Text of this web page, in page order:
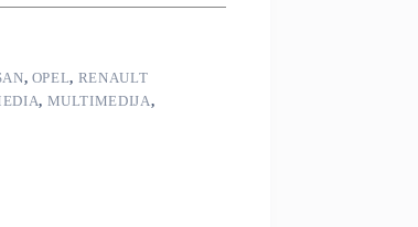
, OPEL, RENAULT
, MULTIMEDIJA,